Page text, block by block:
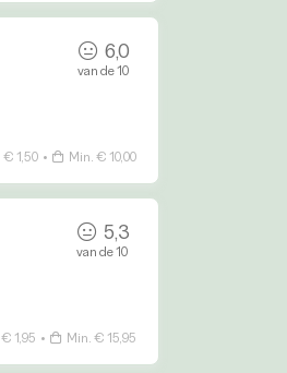
6,0
van de 10
€ 1,50 • Min. € 10,00
5,3
van de 10
€ 1,95 • Min. € 15,95